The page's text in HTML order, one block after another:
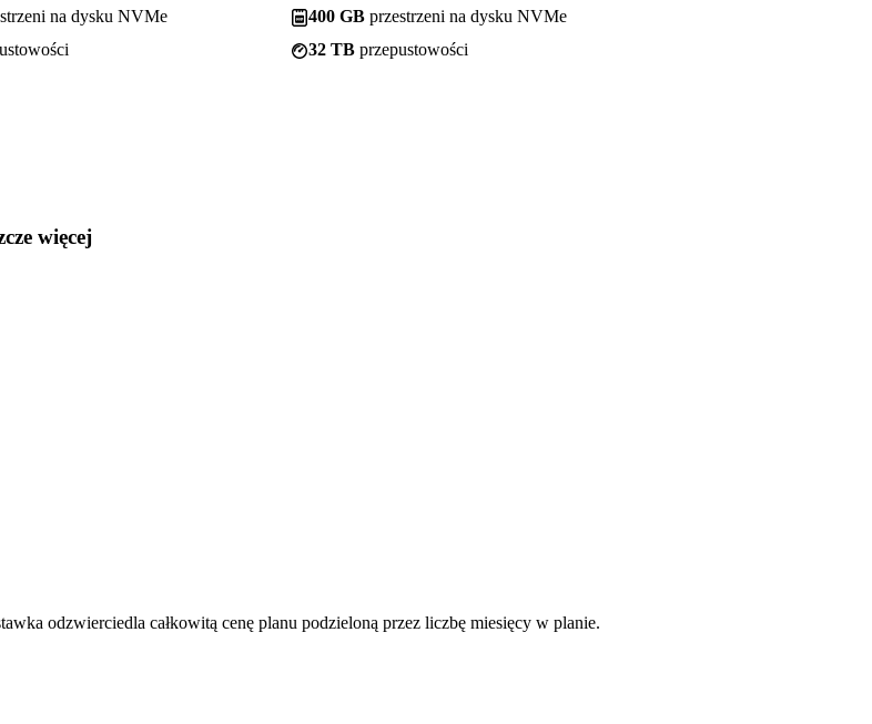
na dysku NVMe
400 GB przestrzeni na dysku NVMe
32 TB przepustowości
więcej
odzwierciedla całkowitą cenę planu podzieloną przez liczbę miesięcy w planie.